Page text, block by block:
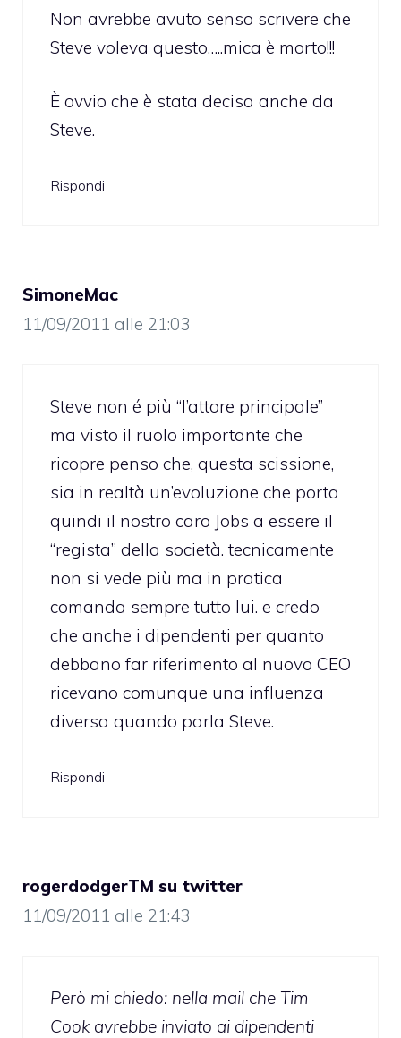
Non avrebbe avuto senso scrivere che
Steve voleva questo…..mica è morto!!!
È ovvio che è stata decisa anche da
Steve.
Rispondi
SimoneMac
11/09/2011 alle 21:03
Steve non é più “l’attore principale”
ma visto il ruolo importante che
ricopre penso che, questa scissione,
sia in realtà un’evoluzione che porta
quindi il nostro caro Jobs a essere il
“regista” della società. tecnicamente
non si vede più ma in pratica
comanda sempre tutto lui. e credo
che anche i dipendenti per quanto
debbano far riferimento al nuovo CEO
ricevano comunque una influenza
diversa quando parla Steve.
Rispondi
rogerdodgerTM su twitter
11/09/2011 alle 21:43
Però mi chiedo: nella mail che Tim
Cook avrebbe inviato ai dipendenti